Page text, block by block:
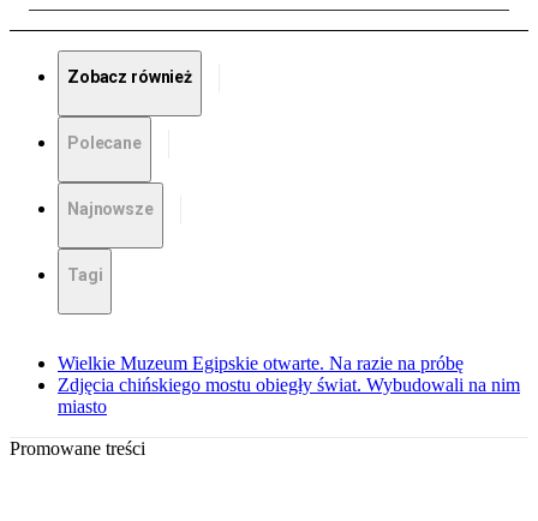
Zobacz również
Polecane
Najnowsze
Tagi
Wielkie Muzeum Egipskie otwarte. Na razie na próbę
Zdjęcia chińskiego mostu obiegły świat. Wybudowali na nim
miasto
Promowane treści